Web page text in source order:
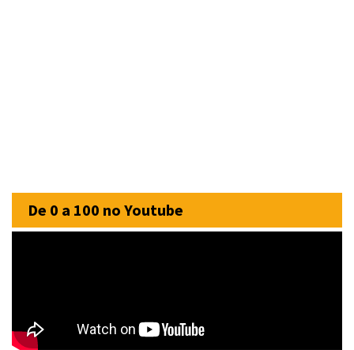
De 0 a 100 no Youtube